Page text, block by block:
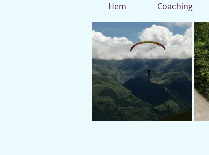
Hem Coaching